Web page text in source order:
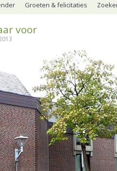
Groeten & felicitaties
voor